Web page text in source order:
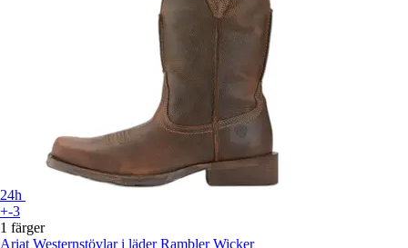
24h
+-3
1 färger
Ariat Westernstövlar i läder Rambler Wicker